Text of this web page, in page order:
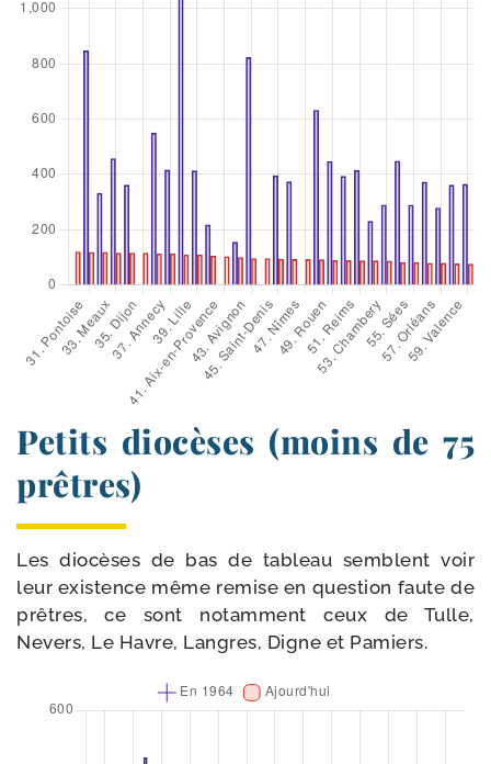
Petits diocèses (moins de 75
prêtres)
Les dio­cèses de bas de tableau semblent voir
leur exis­tence même remise en ques­tion faute de
prêtres, ce sont notam­ment ceux de Tulle,
Nevers, Le Havre, Langres, Digne et Pamiers.